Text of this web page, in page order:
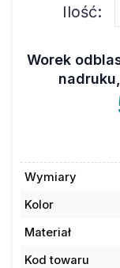
Ilość:
Worek
Wymiary
Kolor
Materiał
Kod towaru